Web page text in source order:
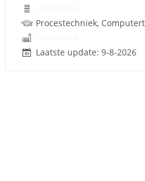
Procestechniek,
Laatste update: 9-8-2026